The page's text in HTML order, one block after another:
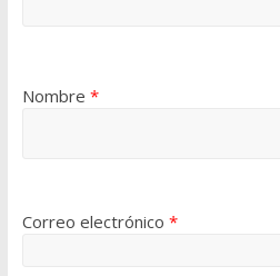
Nombre *
Correo electrónico *